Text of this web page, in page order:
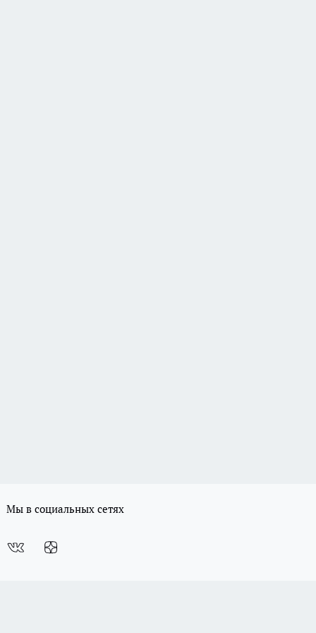
Мы в социальных сетях